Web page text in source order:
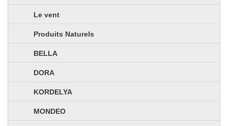
Le vent
Produits Naturels
BELLA
DORA
KORDELYA
MONDEO